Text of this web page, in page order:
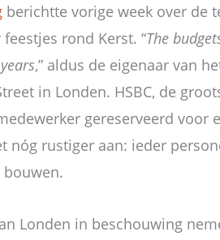
berichtte vorige week over de
rond Kerst. “The
,” aldus de eigenaar van
in Londen. HSBC, de
gereserveerd voor
nóg rustiger aan: ieder
Londen in beschouwing